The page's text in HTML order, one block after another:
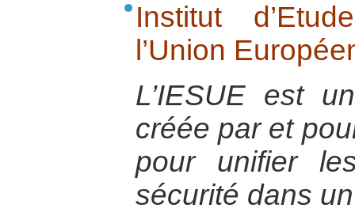
Institut
l’Union
L’IESUE est
créée par et
pour unifier
sécurité dans